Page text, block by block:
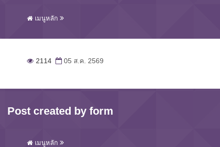
เมนูหลัก
2114 05 ส.ค. 2569
Post created by form
เมนูหลัก